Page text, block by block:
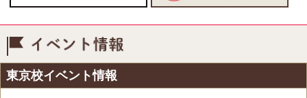
東京校イベント情報